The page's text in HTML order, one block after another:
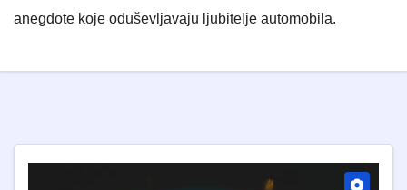
anegdote koje oduševljavaju ljubitelje automobila.